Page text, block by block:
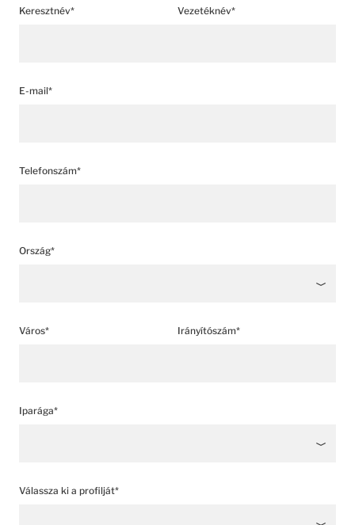
Keresztnév* Vezetéknév*
E-mail*
Telefonszám*
Ország*
Város* Irányítószám*
Iparága*
Válassza ki a profilját*